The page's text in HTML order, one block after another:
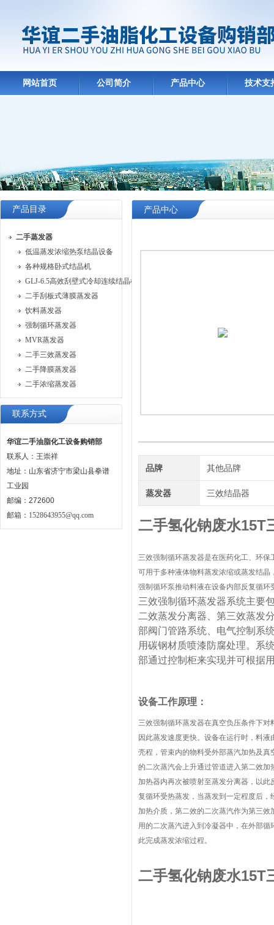
网站首页 公司简介 产品中心 技术支
产品目录
二手蒸发器
低温蒸发浓缩热泵结晶设备
各种规格卧式结晶机
GLJ-6.5高效刮壁式冷却连续结晶机
二手刮板式薄膜蒸发器
饮料蒸发器
强制循环蒸发器
MVR蒸发器
二手三效蒸发器
二手降膜蒸发器
二手浓缩蒸发器
联系方式
华谊二手油脂化工设备购销部
联系人：王崇祥
地址：山东省济宁市梁山县拳谱
工业园
邮编：272600
邮箱： 1528643955@qq.com
产品中心
品牌 其他品牌
蒸发器 三效结晶器
二手氢化钠废水15T
三效强制循环蒸发器是在医药化工、环
可用于多种液体物料蒸发浓缩或蒸发结
强制循环泵推动料液在设备内部反复循
三效强制循环蒸发器系统主要
二效蒸发分离器、第三效蒸发
部阀门管路系统、电气控制系
用碳钢材质喷漆防腐处理。系
部通过控制柜来实现并可根据
设备工作原理：
三效强制循环蒸发器在真空负压条件下
因此蒸发速度更快。设备在运行时， 料液
壳程，管束内的物料受外部蒸汽加热及真
的二次蒸汽会上升通过管道进入第二效
加热器内再次被喷射至蒸发分离器，以
复循环受热蒸发，当蒸发到一定程度后
加热介质，第二效的二次蒸汽作为第三
用的二次蒸汽进入到冷凝器中，在外部循
此完成蒸发浓缩过程。
二手氢化钠废水15T